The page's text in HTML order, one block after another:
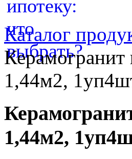
Каталог
1,44м2,
1,44м2,